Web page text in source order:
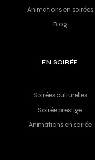
Animations en soirées
Blog
EN SOIRÉE
Soirées culturelles
Soirée prestige
Animations en soirée